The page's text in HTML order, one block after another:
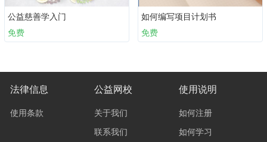
公益慈善学入门
免费
如何编写项目计划书
免费
法律信息
使用条款
公益网校
关于我们
联系我们
使用说明
如何注册
如何学习